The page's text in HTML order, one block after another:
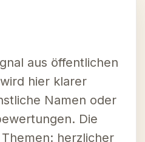
aus öffentlichen
hier klarer
Namen oder
Die
herzlicher